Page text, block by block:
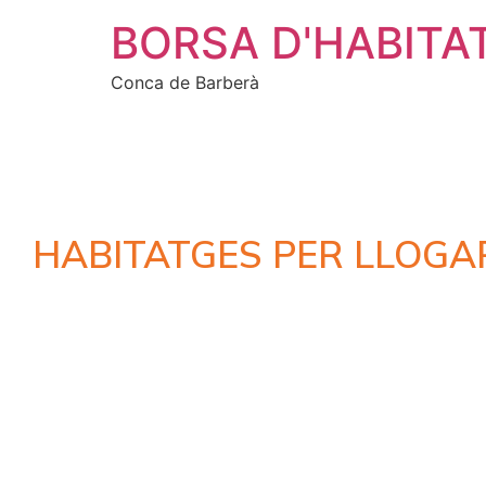
BORSA
Conca de Barberà
HABITATGES PER